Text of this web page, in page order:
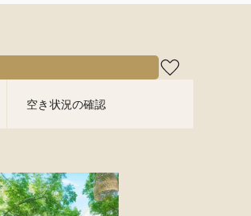
空き状況の確認